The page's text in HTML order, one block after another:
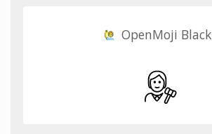
OpenMoji Black